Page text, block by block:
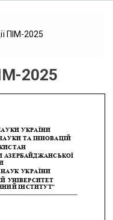
ПІМ-2025
2025